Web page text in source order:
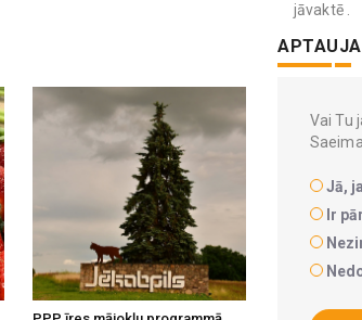
jāvaktē .
APTAUJA
Vai Tu
Jā,
Ir